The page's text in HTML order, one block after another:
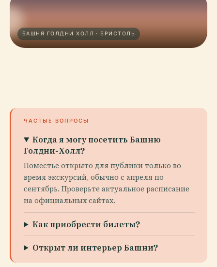
БАШНЯ ГОЛДНИ ХОЛЛ · БРИСТОЛЬ
ЧАСТЫЕ ВОПРОСЫ
Когда я могу посетить Башню
Голдни-Холл?
Поместье открыто для публики только во
время экскурсий, обычно с апреля по
сентябрь. Проверьте актуальное расписание
на официальных сайтах.
Как приобрести билеты?
Открыт ли интерьер Башни?